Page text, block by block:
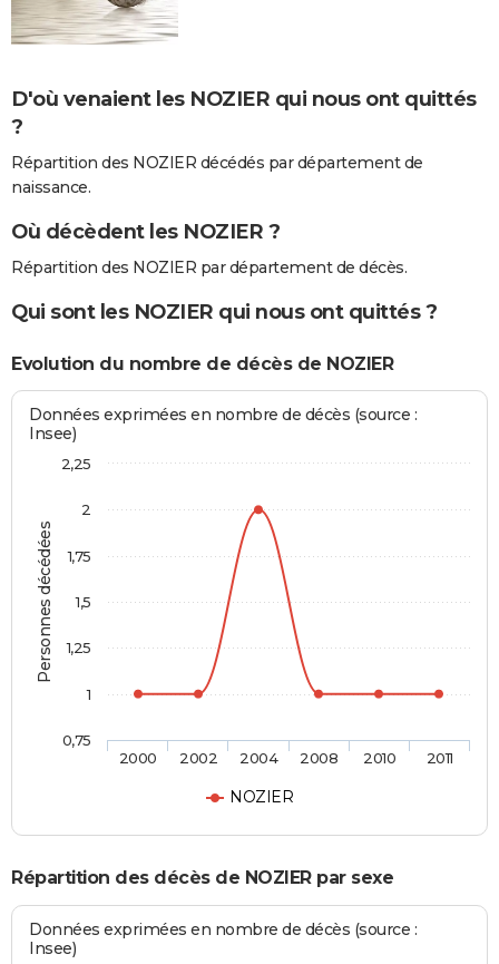
D'où venaient les NOZIER qui nous ont quittés
?
Répartition des NOZIER décédés par département de
naissance.
Où décèdent les NOZIER ?
Répartition des NOZIER par département de décès.
Qui sont les NOZIER qui nous ont quittés ?
Evolution du nombre de décès de NOZIER
Personnes décédées
Données exprimées en nombre de décès (source :
Insee)
NOZIER
2000 2002 2004 2008 2010 2011
0,75
1
1,25
1,5
1,75
2
2,25
Répartition des décès de NOZIER par sexe
Données exprimées en nombre de décès (source :
Insee)